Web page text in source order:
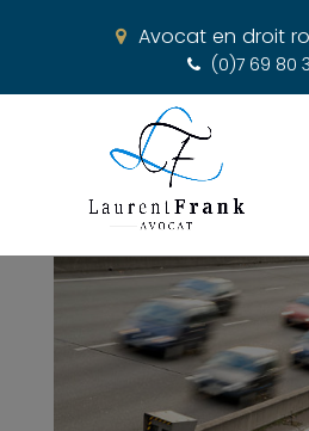
Avocat en droit
(0)7 69 80